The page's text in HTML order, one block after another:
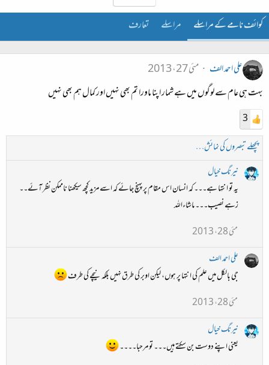
کوائف نامے کے مراسلے مراسلے تعارف
علی احمد الف
مئی 27، 2013
بہت ہی عام سے لوگوں میں ہے شمار اپنا ماورا تم بھی نہیں اور کمال ہم بھی نہیں
3
پچھلے تبصروں کی نمائش…
نیرنگ خیال
یہ تو انتہا ہے۔۔۔ کہ انسان اس مقام پر پہنچ جائے کہ اسے مزید کچھ سیکھنا ناممکن نظر آئے۔۔
زہے نصیب۔۔۔ ماشاءاللہ
مئی 28، 2013
علی احمد الف
جی بالکل میں علم کی انتہا پر ہوں، لیکن اوبر کی طرق نہیں بلکہ نیچے کی طرف
مئی 28، 2013
نیرنگ خیال
یعنی اپنے دوست بن سکتے ہیں۔۔۔ تو مرحبا۔۔۔۔